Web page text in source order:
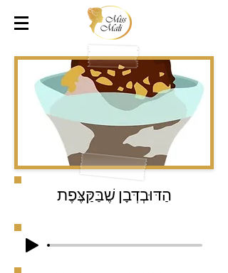
הַדּוּבְדְּבָן שֶׁבַּקַּצֶּפֶת